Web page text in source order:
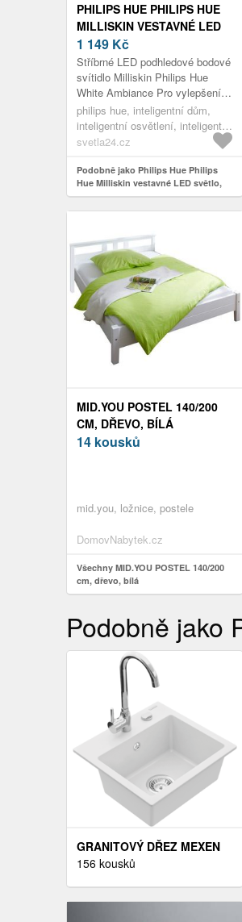
PHILIPS HUE PHILIPS HUE
MILLISKIN VESTAVNÉ LED
SVĚTLO, ALU
1 149 Kč
Stříbrné LED podhledové bodové
svítidlo Milliskin Philips Hue
White Ambiance Pro vylepšení
stávajícího systému Hue Smart
Home je bílé světlo Ambi M...
philips hue, inteligentní dům,
inteligentní osvětlení, inteligentní
zapuštěná světla
svetla24.cz
Podobně jako Philips Hue Philips
Hue Milliskin vestavné LED světlo,
alu
MID.YOU POSTEL 140/200
CM, DŘEVO, BÍLÁ
14 kousků
mid.you, ložnice, postele
DomovNabytek.cz
Všechny MID.YOU POSTEL 140/200
cm, dřevo, bílá
Podobně jako
GRANITOVÝ DŘEZ MEXEN
MILO S KUCHYŇSKOU
156 kousků